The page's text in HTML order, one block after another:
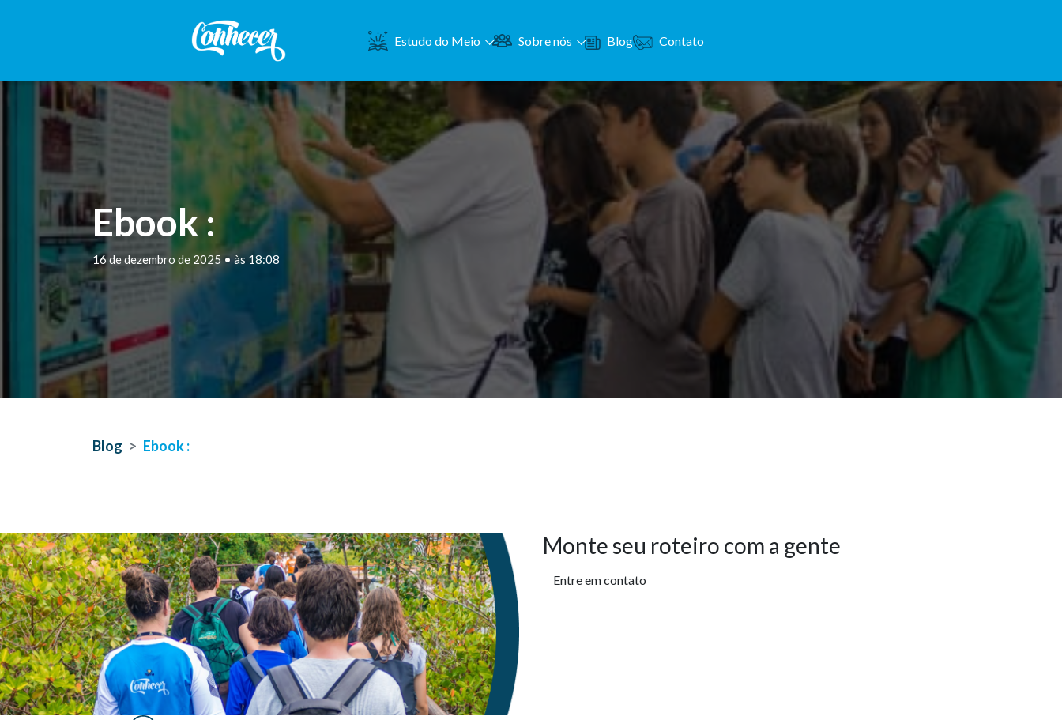
Estudo do Meio Sobre nós Blog Contato
Ebook :
16 de dezembro de 2025 • às 18:08
Blog Ebook :
Monte seu roteiro com a gente
Entre em contato